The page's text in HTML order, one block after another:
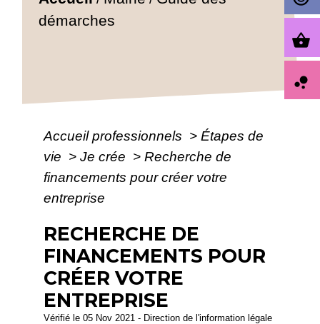
démarches
Accueil professionnels > Étapes de
vie > Je crée > Recherche de
financements pour créer votre
entreprise
RECHERCHE DE
FINANCEMENTS POUR
CRÉER VOTRE
ENTREPRISE
Vérifié le 05 Nov 2021 - Direction de l'information légale
shopping_basket
bubble_chart